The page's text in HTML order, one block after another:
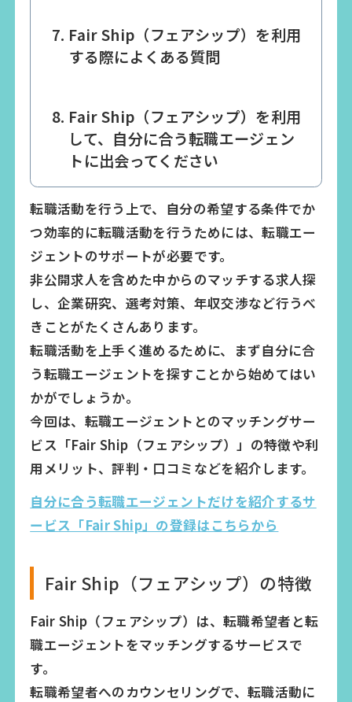
Fair Ship（フェアシップ）を利用
する際によくある質問
Fair Ship（フェアシップ）を利用
して、自分に合う転職エージェン
トに出会ってください
転職活動を行う上で、自分の希望する条件でか
つ効率的に転職活動を行うためには、転職エー
ジェントのサポートが必要です。
非公開求人を含めた中からのマッチする求人探
し、企業研究、選考対策、年収交渉など行うべ
きことがたくさんあります。
転職活動を上手く進めるために、まず自分に合
う転職エージェントを探すことから始めてはい
かがでしょうか。
今回は、転職エージェントとのマッチングサー
ビス「Fair Ship（フェアシップ）」の特徴や利
用メリット、評判・口コミなどを紹介します。
自分に合う転職エージェントだけを紹介するサ
ービス「Fair Ship」の登録はこちらから
Fair Ship（フェアシップ）の特徴
Fair Ship（フェアシップ）は、転職希望者と転
職エージェントをマッチングするサービスで
す。
転職希望者へのカウンセリングで、転職活動に